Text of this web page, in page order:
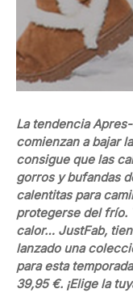
La tendencia
comienzan a bajar
consigue que las
gorros y bufandas
calentitas para
protegerse del frío.
calor… JustFab,
lanzado una
para esta
39,95 €. ¡Elige la